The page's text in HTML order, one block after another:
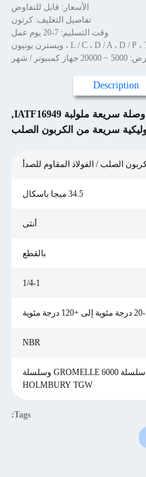
الأسعار: قابل للتفاوض
تفاصيل التغليف: كرتون
وقت التسليم: 7-20 يوم عمل
/ شهر
Description
وصلة سريعة ملولبة IATF16949
,
سريعة من الكربون الصلب
الصلب / الفولاذ المقاوم للصدأ
34.5 ميجا باسكال
أنثى
بالقطع
1/4-1
-20 درجة مئوية إلى +120 درجة مئوية
NBR
سلسلة GROMELLE 6000 وسلسلة
HOLMBURY TGW
Tags: